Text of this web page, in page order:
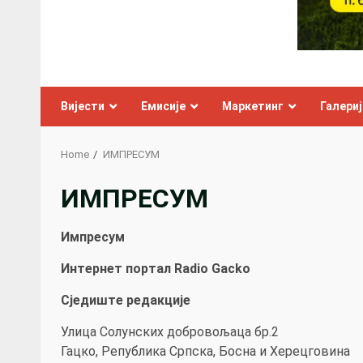
Вијести Емисије Маркетинг
Home ИМПРЕСУМ
ИМПРЕСУМ
Импресум
Интернет портал Radio Gackо
Сједиште редакције
Улица Солунских добровољаца бр.2
Гацко, Република Српска, Босна и Херецговина